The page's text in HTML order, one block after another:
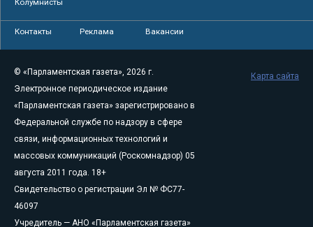
Контакты Реклама Вакансии
© «Парламентская газета», 2026 г.
Электронное периодическое издание
«Парламентская газета» зарегистрировано в
Федеральной службе по надзору в сфере
связи, информационных технологий и
массовых коммуникаций (Роскомнадзор) 05
августа 2011 года. 18+
Свидетельство о регистрации Эл № ФС77-
46097
Учредитель — АНО «Парламентская газета»
Карта сайта